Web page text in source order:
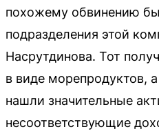
похожему обвинению
подразделения этой
Насрутдинова. Тот
в виде морепродуктов,
нашли значительные
несоответствующие